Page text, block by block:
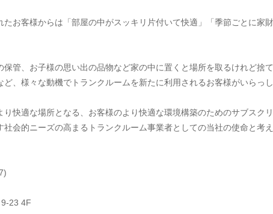
お客様からは「部屋の中がスッキリ片付いて快適」「季節ごとに家
管、お子様の思い出の品物など家の中に置くと場所を取るけれど捨て
、様々な動機でトランクルームを新たに利用されるお客様がいらっし
快適な場所となる、お客様のより快適な環境構築のためのサブスク
会的ニーズの高まるトランクルーム事業者としての当社の使命と考え
23 4F